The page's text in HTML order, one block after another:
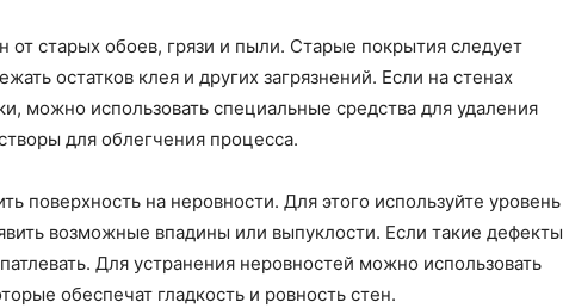
от старых обоев, грязи и пыли. Старые покрытия следует
остатков клея и других загрязнений. Если на стенах
можно использовать специальные средства для удаления
для облегчения процесса.
поверхность на неровности. Для этого используйте уровень
возможные впадины или выпуклости. Если такие дефекты
Для устранения неровностей можно использовать
обеспечат гладкость и ровность стен.